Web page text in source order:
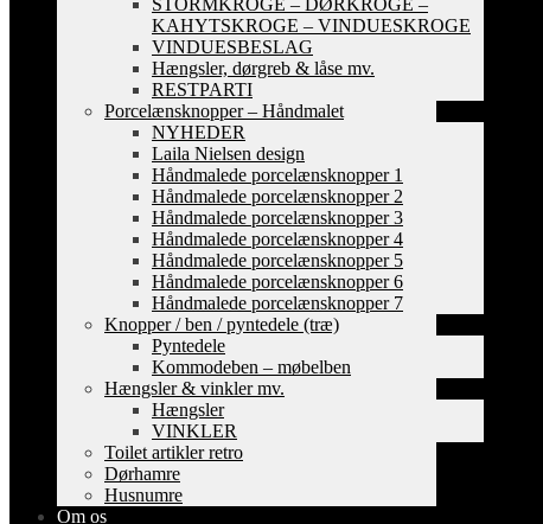
STORMKROGE – DØRKROGE –
KAHYTSKROGE – VINDUESKROGE
VINDUESBESLAG
Hængsler, dørgreb & låse mv.
RESTPARTI
Porcelænsknopper – Håndmalet
NYHEDER
Laila Nielsen design
Håndmalede porcelænsknopper 1
Håndmalede porcelænsknopper 2
Håndmalede porcelænsknopper 3
Håndmalede porcelænsknopper 4
Håndmalede porcelænsknopper 5
Håndmalede porcelænsknopper 6
Håndmalede porcelænsknopper 7
Knopper / ben / pyntedele (træ)
Pyntedele
Kommodeben – møbelben
Hængsler & vinkler mv.
Hængsler
VINKLER
Toilet artikler retro
Dørhamre
Husnumre
Om os